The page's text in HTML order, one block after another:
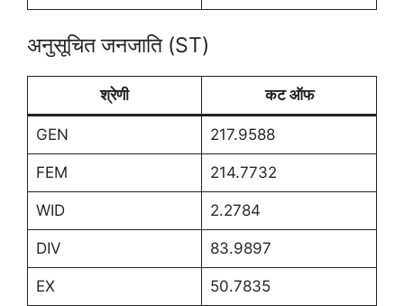
अनुसूचित जनजाति (ST)
श्रेणी कट ऑफ
GEN 217.9588
FEM 214.7732
WID 2.2784
DIV 83.9897
EX 50.7835